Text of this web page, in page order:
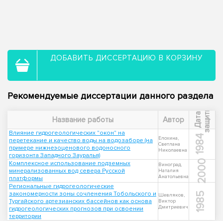
ДОБАВИТЬ ДИССЕРТАЦИЮ В КОРЗИНУ
Рекомендуемые диссертации данного раздела
Название работы Автор Д
а
т
а
з
а
щ
и
т ы
Влияние гидрогеологических "окон" на
перетекание и качество воды на водозаборе (на
примере нижнеэоценового водоносного
горизонта Западного Зауралья)
Елохина,
Светлана
Николаевна
1984
Комплексное использование подземных
минерализованных вод севера Русской
платформы
Виноград,
Наталия
Анатольевна
2000
Региональные гидрогеологические
закономерности зоны сочленения Тобольского и
Тургайского артезианских бассейнов как основа
гидрогеологических прогнозов при освоении
территории
Шевляков,
Виктор
Дмитриевич
1985